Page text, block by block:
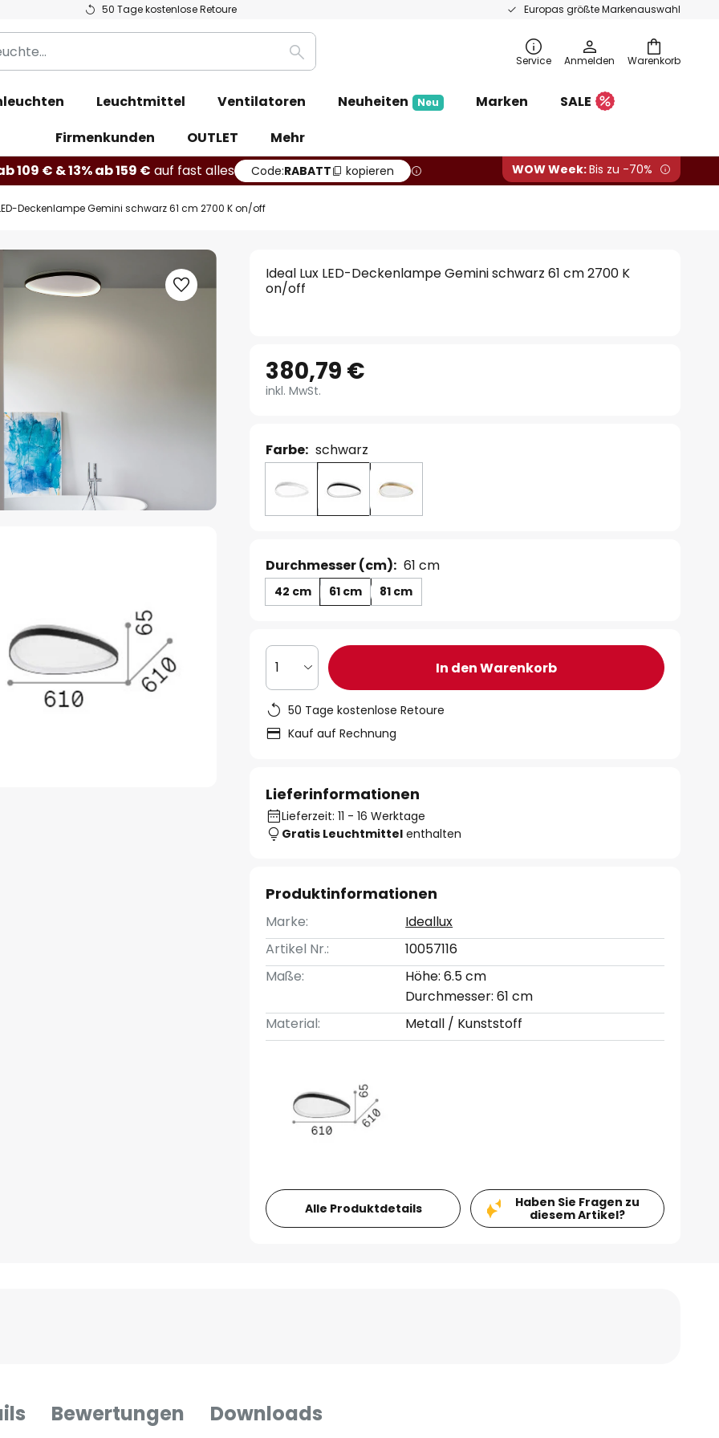
50 Tage kostenlose Retoure Europas größte Markenauswahl
Warenkorb
Suche Service Anmelden
Leuchtmittel Ventilatoren Neuheiten Neu Marken
SALE
Firmenkunden
OUTLET
Mehr
109 € & 13% ab 159 € auf fast alles Code:RABATT kopieren WOW Week:Bis zu -70%
Deckenlampe Gemini schwarz 61 cm 2700 K on/off
Ideal Lux LED-Deckenlampe Gemini schwarz 61 cm 2700 K
on/off
380,79 €
inkl. MwSt.
Farbe: schwarz
Durchmesser (cm): 61 cm
42 cm 61 cm 81 cm
1 In den Warenkorb
50 Tage kostenlose Retoure
Kauf auf Rechnung
Lieferinformationen
Lieferzeit: 11 - 16 Werktage
Gratis Leuchtmittel enthalten
Produktinformationen
Marke:
Ideallux
Artikel Nr.:
10057116
Maße:
Höhe: 6.5 cm
Durchmesser: 61 cm
Material:
Metall / Kunststoff
Alle Produktdetails
Haben Sie Fragen zu
diesem Artikel?
Bewertungen Downloads